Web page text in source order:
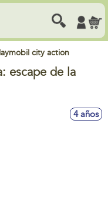
city action
escape de la
4 años